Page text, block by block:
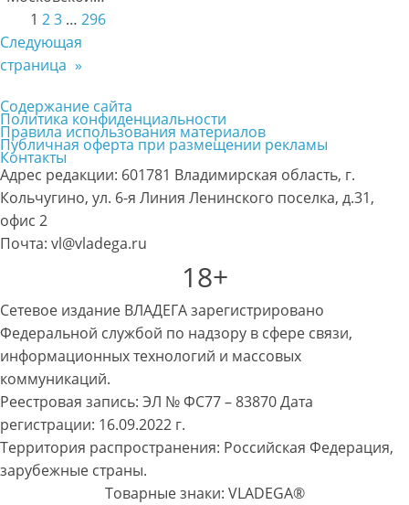
1 23 … 296
Следующая
страница »
Содержание сайта
Политика конфиденциальности
Правила использования материалов
Публичная оферта при размещении рекламы
Контакты
Адрес редакции: 601781 Владимирская область, г.
Кольчугино, ул. 6-я Линия Ленинского поселка, д.31,
офис 2
Почта: vl@vladega.ru
18+
Сетевое издание ВЛАДЕГА зарегистрировано
Федеральной службой по надзору в сфере связи,
информационных технологий и массовых
коммуникаций.
Реестровая запись: ЭЛ № ФС77 – 83870 Дата
регистрации: 16.09.2022 г.
Территория распространения: Российская Федерация,
зарубежные страны.
Товарные знаки: VLADEGA®